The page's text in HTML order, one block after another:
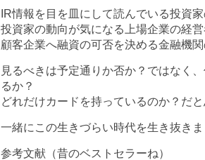
IR情報を目を皿にして読んでいる投資
投資家の動向が気になる上場企業の経
顧客企業へ融資の可否を決める金融機
見るべきは予定通りか否か？ではなく
るか？
どれだけカードを持っているのか？だ
一緒にこの生きづらい時代を生き抜き
参考文献（昔のベストセラーね）